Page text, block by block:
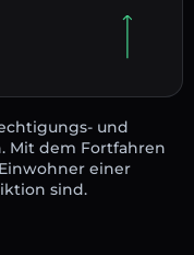
und
Mit dem Fortfahren
einer
sind.